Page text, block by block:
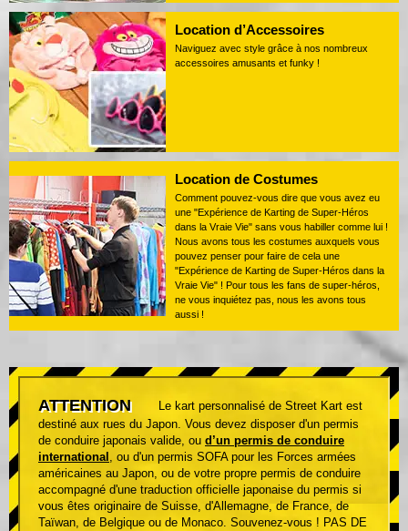
Location d’Accessoires
Naviguez avec style grâce à nos nombreux
accessoires amusants et funky !
Location de Costumes
Comment pouvez-vous dire que vous avez eu
une "Expérience de Karting de Super-Héros
dans la Vraie Vie" sans vous habiller comme lui !
Nous avons tous les costumes auxquels vous
pouvez penser pour faire de cela une
"Expérience de Karting de Super-Héros dans la
Vraie Vie" ! Pour tous les fans de super-héros,
ne vous inquiétez pas, nous les avons tous
aussi !
ATTENTION
Le kart personnalisé de Street Kart est
destiné aux rues du Japon. Vous devez disposer d'un permis
de conduire japonais valide, ou d’un permis de conduire
international , ou d'un permis SOFA pour les Forces armées
américaines au Japon, ou de votre propre permis de conduire
accompagné d'une traduction officielle japonaise du permis si
vous êtes originaire de Suisse, d'Allemagne, de France, de
Taïwan, de Belgique ou de Monaco. Souvenez-vous ! PAS DE